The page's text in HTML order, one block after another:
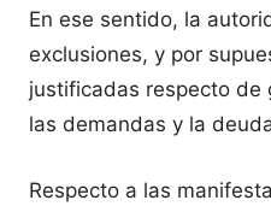
En ese sentido, la
exclusiones, y por
justificadas respecto de
las demandas y la
Respecto a las